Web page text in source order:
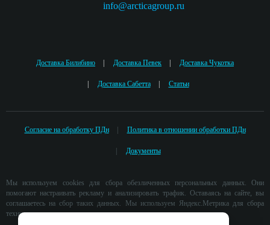
info@arcticagroup.ru
Доставка Билибино Доставка Певек Доставка Чукотка
Доставка Сабетта Статьи
Согласие на обработку ПДн Политика в отношении обработки ПДн
Документы
Мы используем cookies для сбора обезличенных персональных данных. Они
помогают настраивать рекламу и анализировать трафик. Оставаясь на сайте, вы
соглашаетесь на сбор таких данных. Мы используем Яндекс.Метрика для сбора
технических данных.